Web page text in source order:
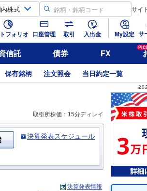
サイ
フォリオ 口座管理 取引 入出金 My設定 サ
信託 債券 FX
保有銘柄 注文照会 当日約定一覧
取引所株価：15分ディレイ
決算発表スケジュール
決算発表情報